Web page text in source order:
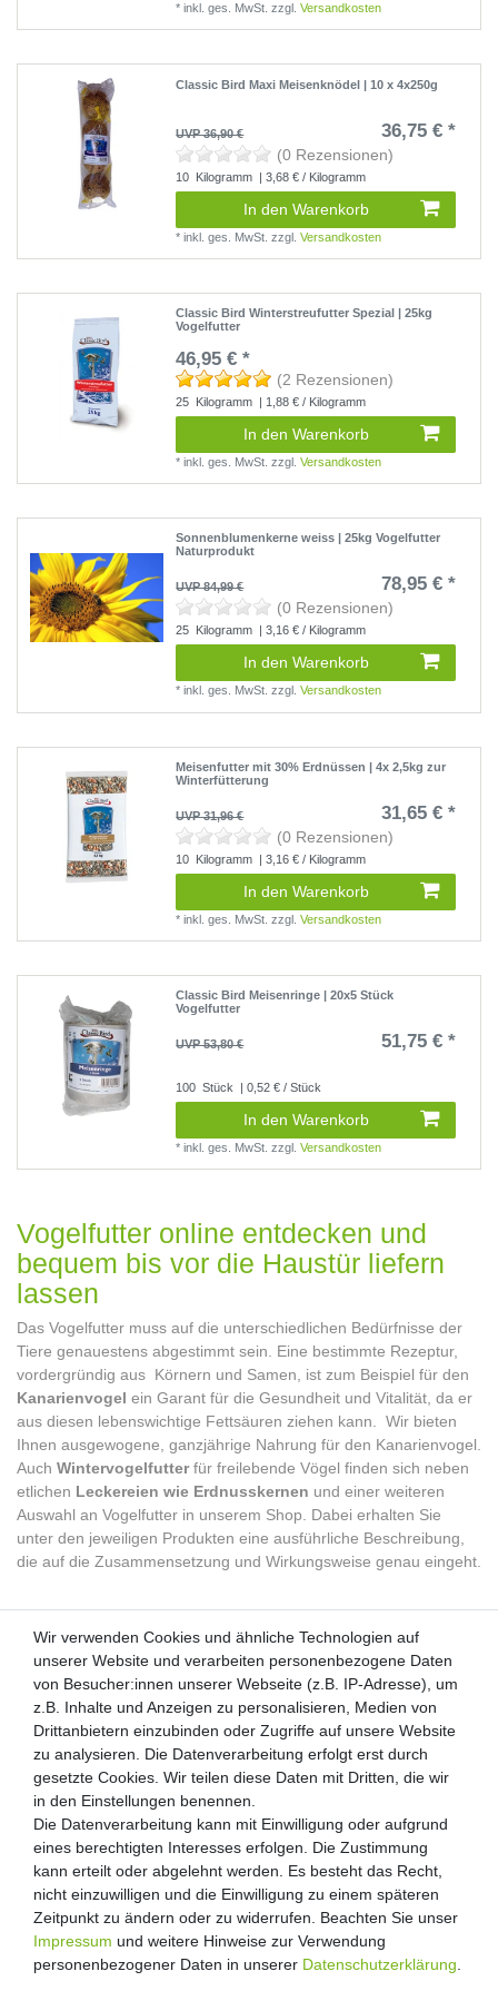
*inkl. ges. MwSt. zzgl.Versandkosten
Classic Bird Maxi Meisenknödel | 10 x 4x250g
UVP 36,90 € 36,75 € *
(0 Rezensionen)
10 Kilogramm | 3,68 € / Kilogramm
In den Warenkorb
*inkl. ges. MwSt. zzgl.Versandkosten
Classic Bird Winterstreufutter Spezial | 25kg
Vogelfutter
46,95 € *
(2 Rezensionen)
25 Kilogramm | 1,88 € / Kilogramm
In den Warenkorb
*inkl. ges. MwSt. zzgl.Versandkosten
Sonnenblumenkerne weiss | 25kg Vogelfutter
Naturprodukt
UVP 84,99 € 78,95 € *
(0 Rezensionen)
25 Kilogramm | 3,16 € / Kilogramm
In den Warenkorb
*inkl. ges. MwSt. zzgl.Versandkosten
Meisenfutter mit 30% Erdnüssen | 4x 2,5kg zur
Winterfütterung
UVP 31,96 € 31,65 € *
(0 Rezensionen)
10 Kilogramm | 3,16 € / Kilogramm
In den Warenkorb
*inkl. ges. MwSt. zzgl.Versandkosten
Classic Bird Meisenringe | 20x5 Stück
Vogelfutter
UVP 53,80 € 51,75 € *
100 Stück | 0,52 € / Stück
In den Warenkorb
*inkl. ges. MwSt. zzgl.Versandkosten
Vogelfutter online entdecken und
bequem bis vor die Haustür liefern
lassen
Das Vogelfutter muss auf die unterschiedlichen Bedürfnisse der
Tiere genauestens abgestimmt sein. Eine bestimmte Rezeptur,
vordergründig aus Körnern und Samen, ist zum Beispiel für den
Kanarienvogel ein Garant für die Gesundheit und Vitalität, da er
aus diesen lebenswichtige Fettsäuren ziehen kann. Wir bieten
Ihnen ausgewogene, ganzjährige Nahrung für den Kanarienvogel.
Auch Wintervogelfutterfür freilebende Vögel finden sich neben
etlichen Leckereien wie Erdnusskernen und einer weiteren
Auswahl an Vogelfutter in unserem Shop. Dabei erhalten Sie
unter den jeweiligen Produkten eine ausführliche Beschreibung,
die auf die Zusammensetzung und Wirkungsweise genau eingeht.
Kunden-Anfragen: info@zooheld.de
Über uns
Zahlung und Versand
Retouren
Zooheld Blog
Widerrufsrecht
Vertrag widerrufen
Geschäftsbedingungen
Datenschutzerklärung
Kontakt
Impressum
Wir verwenden Cookies und ähnliche Technologien auf
unserer Website und verarbeiten personenbezogene Daten
von Besucher:innen unserer Webseite (z.B. IP-Adresse), um
z.B. Inhalte und Anzeigen zu personalisieren, Medien von
Drittanbietern einzubinden oder Zugriffe auf unsere Website
zu analysieren. Die Datenverarbeitung erfolgt erst durch
gesetzte Cookies. Wir teilen diese Daten mit Dritten, die wir
in den Einstellungen benennen.
Die Datenverarbeitung kann mit Einwilligung oder aufgrund
eines berechtigten Interesses erfolgen. Die Zustimmung
kann erteilt oder abgelehnt werden. Es besteht das Recht,
nicht einzuwilligen und die Einwilligung zu einem späteren
Zeitpunkt zu ändern oder zu widerrufen. Beachten Sie unser
Impressum und weitere Hinweise zur Verwendung
personenbezogener Daten in unserer Daten­schutz­erklärung
Wir verwenden Cookies und ähnliche Technologien auf
unserer Website und verarbeiten personenbezogene Daten
von Besucher:innen unserer Webseite (z.B. IP-Adresse), um
z.B. Inhalte und Anzeigen zu personalisieren, Medien von
Drittanbietern einzubinden oder Zugriffe auf unsere Website
zu analysieren. Die Datenverarbeitung erfolgt erst durch
gesetzte Cookies. Wir teilen diese Daten mit Dritten, die wir
in den Einstellungen benennen.
Die Datenverarbeitung kann mit Einwilligung oder aufgrund
eines berechtigten Interesses erfolgen. Die Zustimmung
kann erteilt oder abgelehnt werden. Es besteht das Recht,
nicht einzuwilligen und die Einwilligung zu einem späteren
Zeitpunkt zu ändern oder zu widerrufen. Beachten Sie unser
Impressum und weitere Hinweise zur Verwendung
personenbezogener Daten in unserer Daten­schutz­erklärung